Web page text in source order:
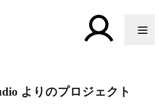
よりのプロジェクト